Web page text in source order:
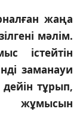
жаңа
мәлім.
істейтін
заманауи
тұрып,
жұмысын